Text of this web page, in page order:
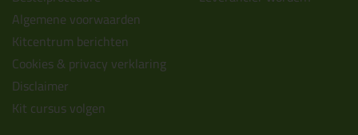
Algemene voorwaarden
Kitcentrum berichten
Cookies & privacy verklaring
Disclaimer
Kit cursus volgen